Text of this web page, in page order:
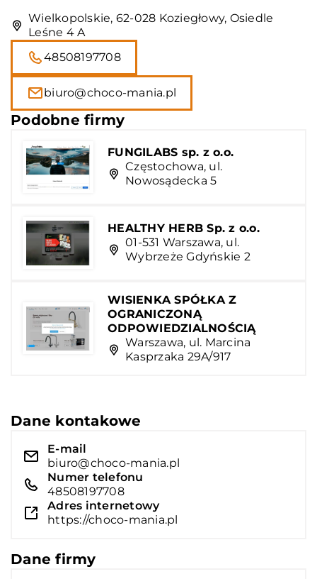
Wielkopolskie, 62-028 Koziegłowy, Osiedle
Leśne 4 A
48508197708
biuro@choco-mania.pl
Podobne firmy
FUNGILABS sp. z o.o.
Częstochowa, ul.
Nowosądecka 5
HEALTHY HERB Sp. z o.o.
01-531 Warszawa, ul.
Wybrzeże Gdyńskie 2
WISIENKA SPÓŁKA Z
OGRANICZONĄ
ODPOWIEDZIALNOŚCIĄ
Warszawa, ul. Marcina
Kasprzaka 29A/917
Dane kontakowe
E-mail
biuro@choco-mania.pl
Numer telefonu
48508197708
Adres internetowy
https://choco-mania.pl
Dane firmy